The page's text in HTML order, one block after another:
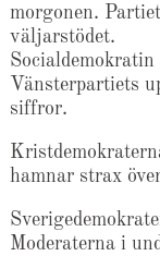
morgonen.
väljarstödet.
Vänsterpartiets
siffror.
hamnar strax
Moderaterna i